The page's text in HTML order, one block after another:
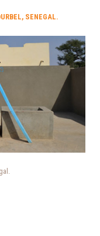
SENEGAL.